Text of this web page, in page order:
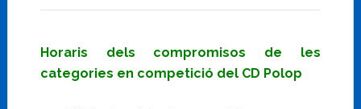
Horaris dels compromisos de les
categories en competició del CD Polop